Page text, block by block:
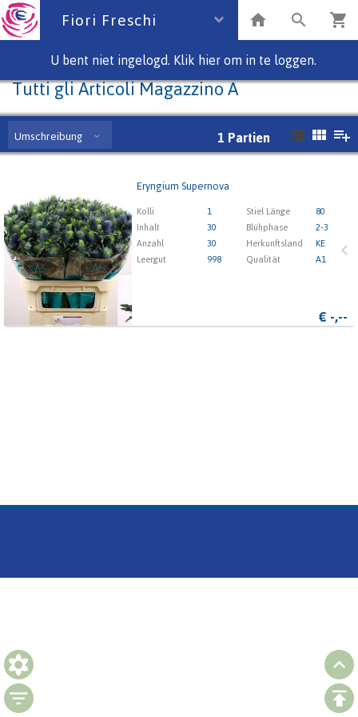
Fiori Freschi
U bent niet ingelogd. Klik hier om in te loggen.
Tutti gli Articoli Magazzino A
Umschreibung 1 Partien
Eryngium Supernova
Kolli 1 Stiel Länge
80
Inhalt
30 Blühphase
2-3
Anzahl
30 Herkunftsland
KE
Leergut
998 Qualität A1
€ -,--
Eryngium Supernova
x
1 2 3 4 5